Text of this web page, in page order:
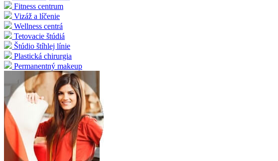
Fitness centrum
Vizáž a líčenie
Wellness centrá
Tetovacie štúdiá
Štúdio štíhlej línie
Plastická chirurgia
Permanentný makeup